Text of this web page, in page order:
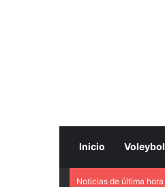
Inicio Voleybol
Noticias de última hora